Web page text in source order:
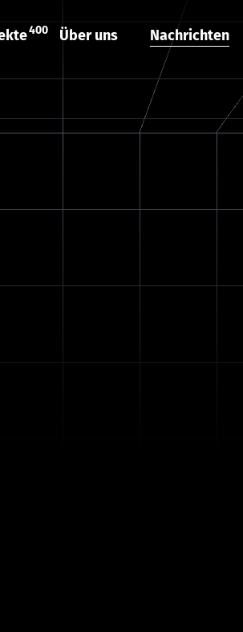
400 Über uns Nachrichten